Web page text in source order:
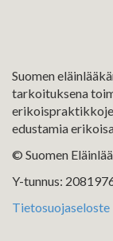
Suomen
tarkoituksena
edustamia
© Suomen
Y-tunnus:
Tietosuojaseloste